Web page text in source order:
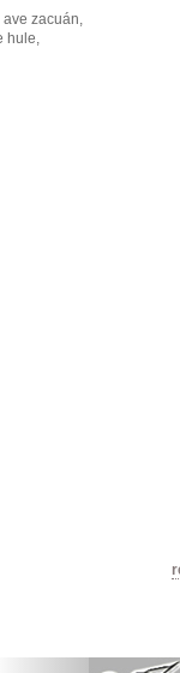
zacuán,
hule,